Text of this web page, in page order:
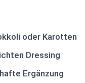
oder Karotten
Dressing
Ergänzung